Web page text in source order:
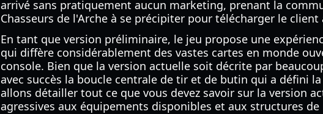
arrivé sans pratiquement aucun marketing, prenant la
Chasseurs de l'Arche à se précipiter pour télécharger le
En tant que version préliminaire, le jeu propose une
qui diffère considérablement des vastes cartes en monde
console. Bien que la version actuelle soit décrite par
avec succès la boucle centrale de tir et de butin qui a défini
allons détailler tout ce que vous devez savoir sur la version
agressives aux équipements disponibles et aux structures de